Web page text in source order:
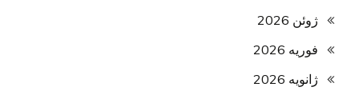
ژوئن 2026
فوریه 2026
ژانویه 2026